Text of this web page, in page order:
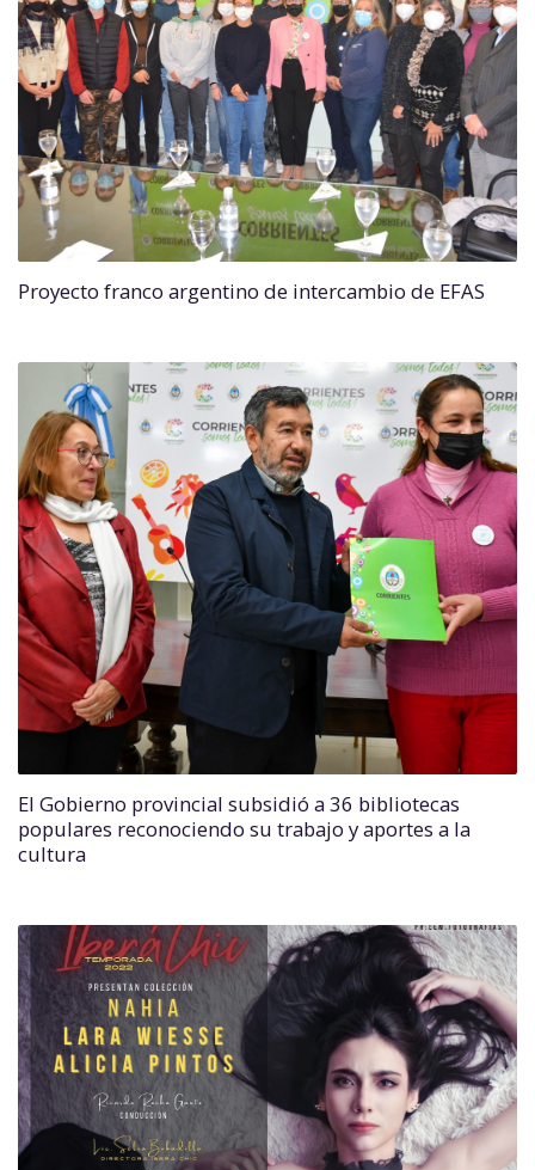
Proyecto franco argentino de intercambio de EFAS
El Gobierno provincial subsidió a 36 bibliotecas
populares reconociendo su trabajo y aportes a la
cultura